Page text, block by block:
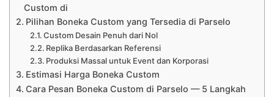
Custom di
Pilihan Boneka Custom yang Tersedia di Parselo
Custom Desain Penuh dari Nol
Replika Berdasarkan Referensi
Produksi Massal untuk Event dan Korporasi
Estimasi Harga Boneka Custom
Cara Pesan Boneka Custom di Parselo — 5 Langkah